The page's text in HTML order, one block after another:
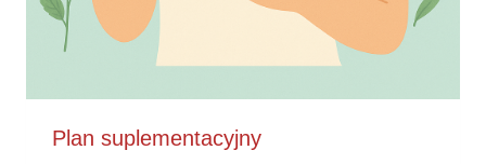
Plan suplementacyjny